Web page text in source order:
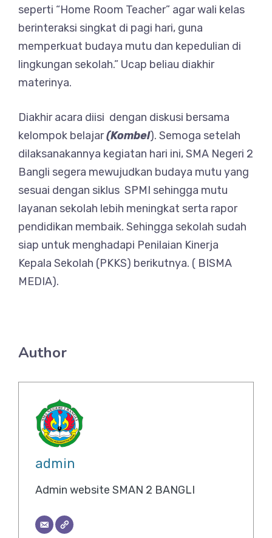
seperti “Home Room Teacher” agar wali kelas
berinteraksi singkat di pagi hari, guna
memperkuat budaya mutu dan kepedulian di
lingkungan sekolah.” Ucap beliau diakhir
materinya.
Diakhir acara diisi dengan diskusi bersama
kelompok belajar(Kombel). Semoga setelah
dilaksanakannya kegiatan hari ini, SMA Negeri 2
Bangli segera mewujudkan budaya mutu yang
sesuai dengan siklus SPMI sehingga mutu
layanan sekolah lebih meningkat serta rapor
pendidikan membaik. Sehingga sekolah sudah
siap untuk menghadapi Penilaian Kinerja
Kepala Sekolah (PKKS) berikutnya. ( BISMA
MEDIA).
Author
admin
Admin website SMAN 2 BANGLI